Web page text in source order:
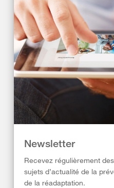
Newsletter
Recevez régulièrement
sujets d’actualité de la
de la réadaptation.